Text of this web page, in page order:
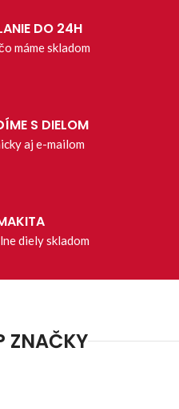
DO 24H
máme skladom
S DIELOM
aj e-mailom
diely skladom
ZNAČKY